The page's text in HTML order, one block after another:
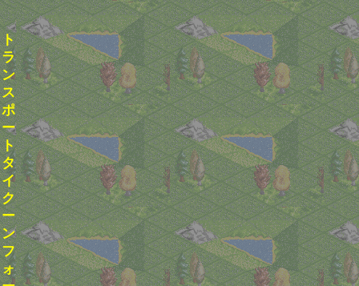
ト
ラ
ン
ス
ポ
ー
ト
タ
イ
ク
ー
ン
フ
ォ